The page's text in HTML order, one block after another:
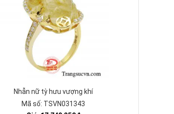
Nhẫn nữ tỳ hưu vượng khí
Mã số: TSVN031343